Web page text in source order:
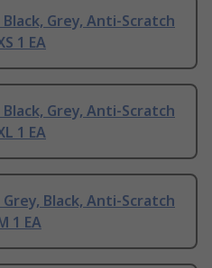
Grey, Anti-Scratch
1 EA
Grey, Anti-Scratch
1 EA
Black, Anti-Scratch
1 EA